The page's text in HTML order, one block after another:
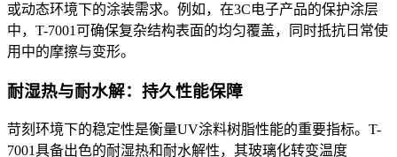
或动态环境下的涂装需求。例如，在3C电子产品的保护涂层
中， T-7001可确保复杂结构表面的均匀覆盖，同时抵抗日常使
用中的摩擦与变形。
耐湿热与耐水解：持久性能保障
苛刻环境下的稳定性是衡量UV涂料树脂性能的重要指标。 T-
7001具备出色的耐湿热和耐水解性，其玻璃化转变温度